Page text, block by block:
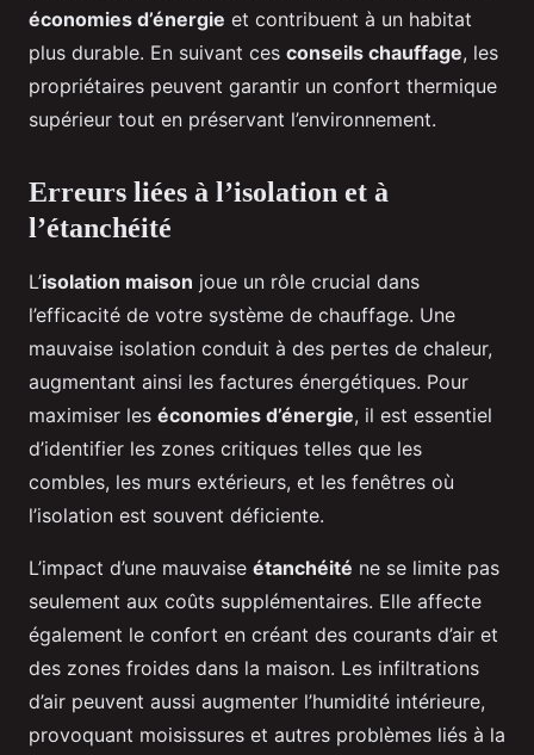
économies d’énergie et contribuent à un habitat
plus durable. En suivant ces conseils chauffage, les
propriétaires peuvent garantir un confort thermique
supérieur tout en préservant l’environnement.
Erreurs liées à l’isolation et à
l’étanchéité
L’isolation maison joue un rôle crucial dans
l’efficacité de votre système de chauffage. Une
mauvaise isolation conduit à des pertes de chaleur,
augmentant ainsi les factures énergétiques. Pour
maximiser les économies d’énergie, il est essentiel
d’identifier les zones critiques telles que les
combles, les murs extérieurs, et les fenêtres où
l’isolation est souvent déficiente.
L’impact d’une mauvaise étanchéité ne se limite pas
seulement aux coûts supplémentaires. Elle affecte
également le confort en créant des courants d’air et
des zones froides dans la maison. Les infiltrations
d’air peuvent aussi augmenter l’humidité intérieure,
provoquant moisissures et autres problèmes liés à la